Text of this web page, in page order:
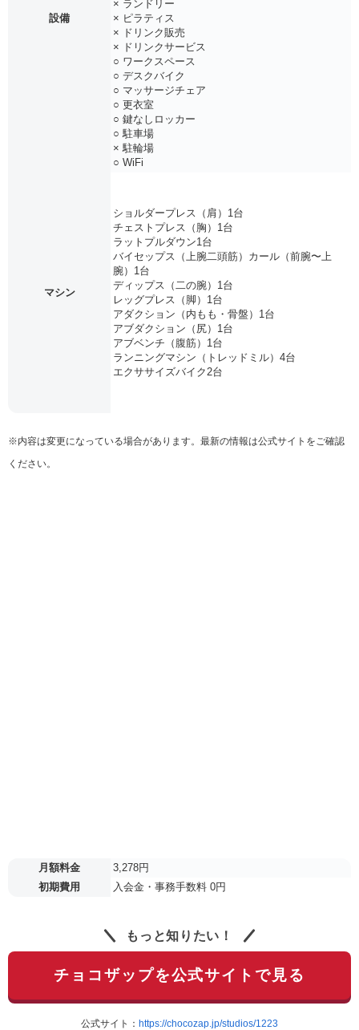
設備
× ランドリー
× ピラティス
× ドリンク販売
× ドリンクサービス
○ ワークスペース
○ デスクバイク
○ マッサージチェア
○ 更衣室
○ 鍵なしロッカー
○ 駐車場
× 駐輪場
○ WiFi
マシン
ショルダープレス（肩）1台
チェストプレス（胸）1台
ラットプルダウン1台
バイセップス（上腕二頭筋）カール（前腕〜上
腕）1台
ディップス（二の腕）1台
レッグプレス（脚）1台
アダクション（内もも・骨盤）1台
アブダクション（尻）1台
アブベンチ（腹筋）1台
ランニングマシン（トレッドミル）4台
エクササイズバイク2台
※内容は変更になっている場合があります。最新の情報は公式サイトをご確認
ください。
月額料金
3,278円
初期費用
入会金・事務手数料 0円
もっと知りたい！
チョコザップを公式サイトで見る
公式サイト： https://chocozap.jp/studios/1223